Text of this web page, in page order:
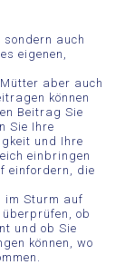
auch
eigenen,
aber auch
können
Beitrag Sie
Sie Ihre
und Ihre
einbringen
einfordern, die
im Sturm auf
ob
und ob Sie
können, wo